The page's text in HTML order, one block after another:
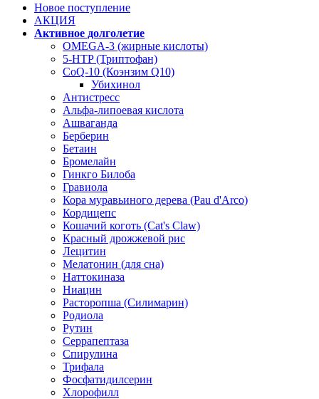
Новое поступление
АКЦИЯ
Активное долголетие
OMEGA-3 (жирные кислоты)
5-HTP (Триптофан)
CoQ-10 (Коэнзим Q10)
Убихинол
Антистресс
Альфа-липоевая кислота
Ашваганда
Берберин
Бетаин
Бромелайн
Гинкго Билоба
Гравиола
Кора муравьиного дерева (Pau d'Arco)
Кордицепс
Кошачий коготь (Cat's Claw)
Красный дрожжевой рис
Лецитин
Мелатонин (для сна)
Наттокиназа
Ниацин
Расторопша (Силимарин)
Родиола
Рутин
Серрапептаза
Спирулина
Трифала
Фосфатидилсерин
Хлорофилл